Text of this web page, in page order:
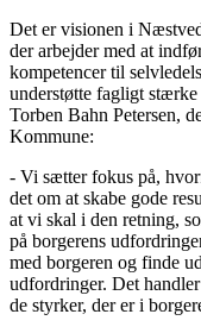
Det er visionen i
der arbejder med at
kompetencer til
understøtte fagligt
Torben Bahn Petersen,
Kommune:
- Vi sætter fokus på,
det om at skabe gode
at vi skal i den retning,
på borgerens
med borgeren og finde
udfordringer. Det
de styrker, der er i